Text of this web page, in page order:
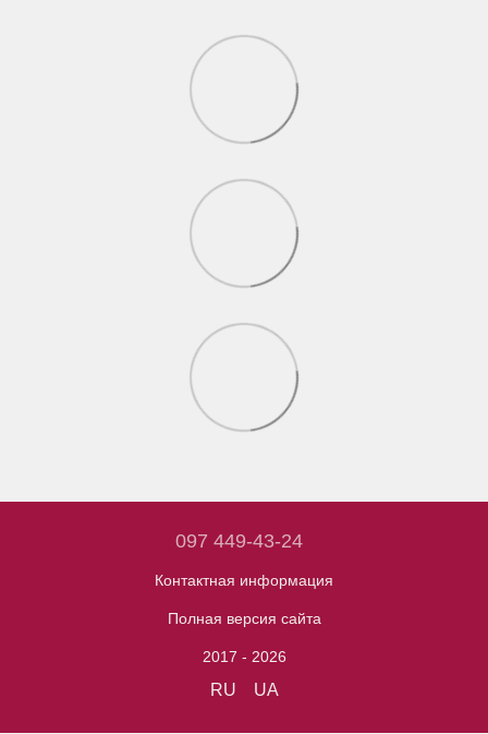
097 449-43-24
Контактная информация
Полная версия сайта
2017 - 2026
RU UA